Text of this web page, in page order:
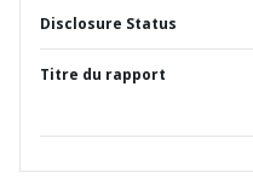
Disclosure Status
Titre du rapport